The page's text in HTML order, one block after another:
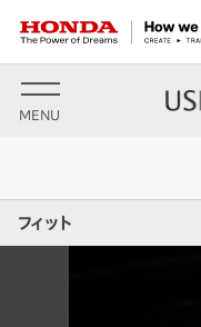
MENU
フィット